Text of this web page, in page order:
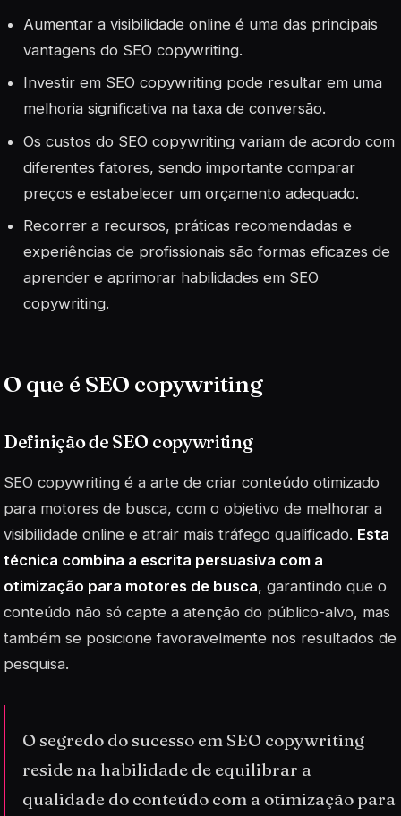
Aumentar a visibilidade online é uma das principais
vantagens do SEO copywriting.
Investir em SEO copywriting pode resultar em uma
melhoria significativa na taxa de conversão.
Os custos do SEO copywriting variam de acordo com
diferentes fatores, sendo importante comparar
preços e estabelecer um orçamento adequado.
Recorrer a recursos, práticas recomendadas e
experiências de profissionais são formas eficazes de
aprender e aprimorar habilidades em SEO
copywriting.
O que é SEO copywriting
Definição de SEO copywriting
SEO copywriting é a arte de criar conteúdo otimizado
para motores de busca, com o objetivo de melhorar a
visibilidade online e atrair mais tráfego qualificado. Esta
técnica combina a escrita persuasiva com a
otimização para motores de busca, garantindo que o
conteúdo não só capte a atenção do público-alvo, mas
também se posicione favoravelmente nos resultados de
pesquisa.
O segredo do sucesso em SEO copywriting
reside na habilidade de equilibrar a
qualidade do conteúdo com a otimização para